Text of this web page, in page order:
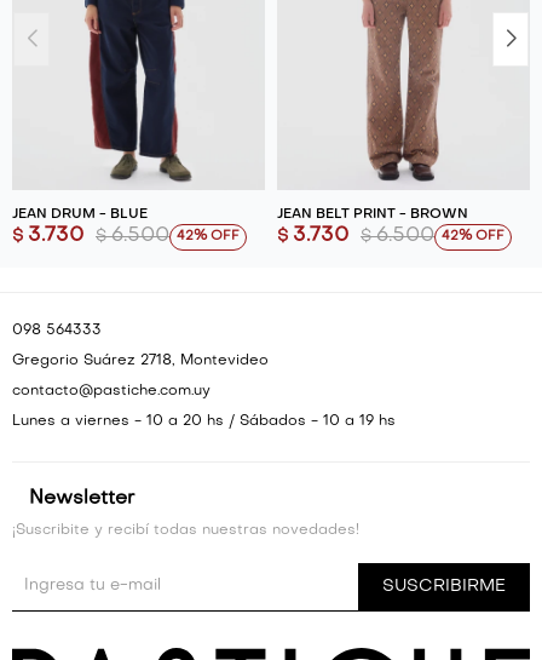
JEAN DRUM - BLUE
$ 3.730 $ 6.500 42
JEAN BELT PRINT - BROWN
$ 3.730 $ 6.500 42
Newsletter
¡Suscribite y recibí todas nuestras novedades!
SUSCRIBIRME
098 564333
Gregorio Suárez 2718, Montevideo
contacto@pastiche.com.uy
Lunes a viernes - 10 a 20 hs / Sábados - 10 a 19 hs